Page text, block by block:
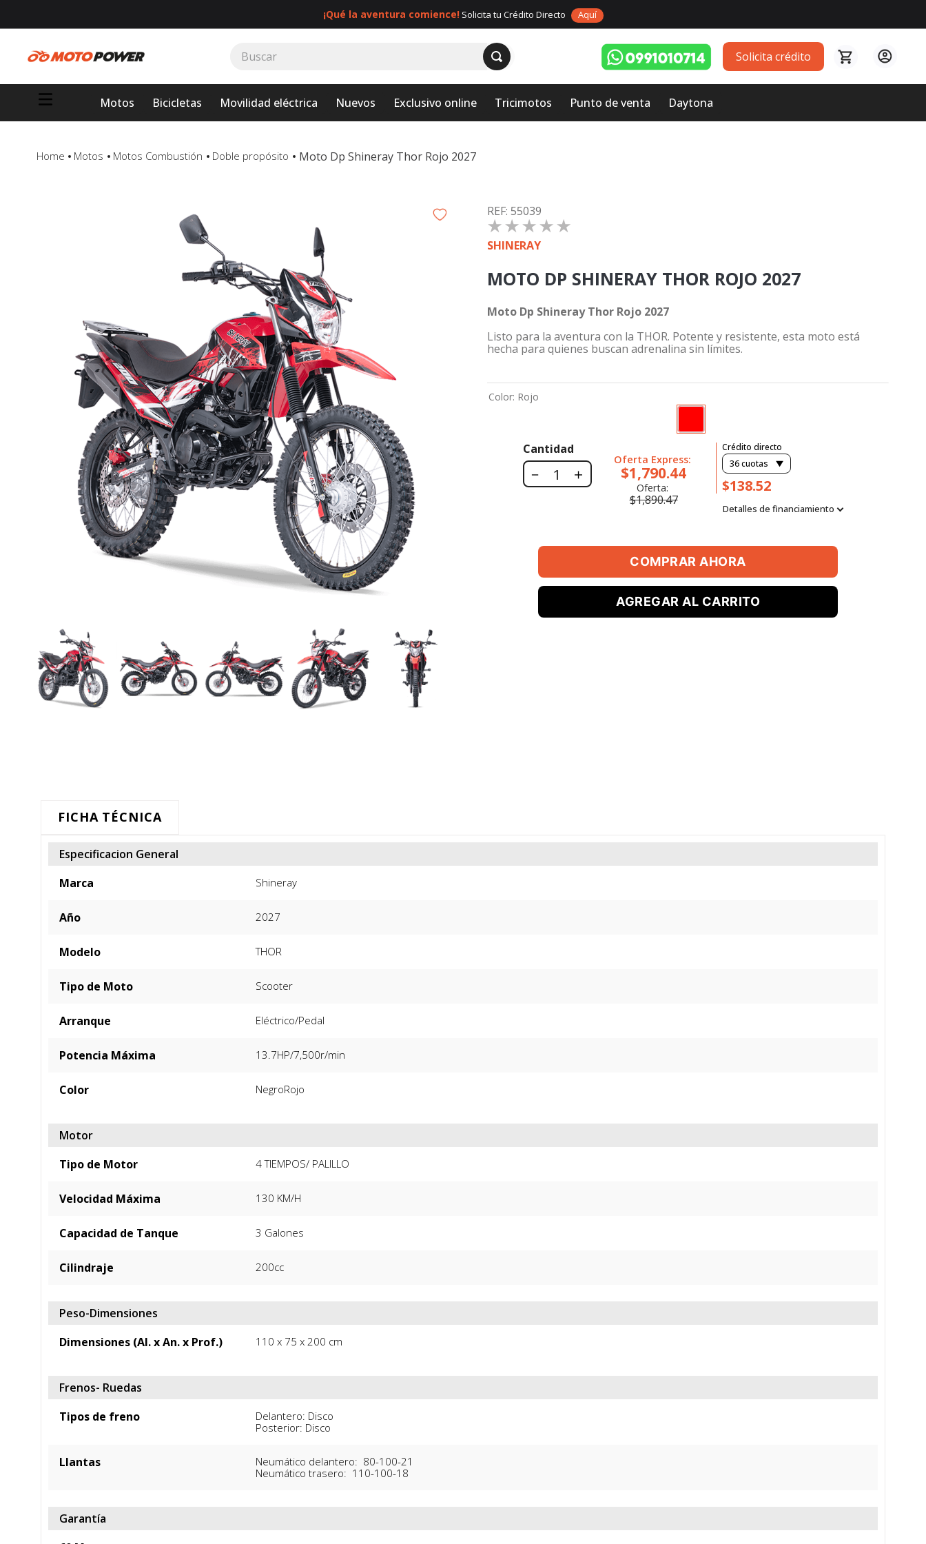
¡Qué la aventura comience!Solicita tu Crédito Directo Aquí
Solicita crédito
Motos Bicicletas Movilidad eléctrica Nuevos Exclusivo online Tricimotos Punto de venta Daytona
Motos Motos Combustión Doble propósito Moto Dp Shineray Thor Rojo 2027
:55039
☆☆☆☆☆
SHINERAY
MOTO DP SHINERAY THOR ROJO 2027
Moto Dp Shineray Thor Rojo 2027
Listo para la aventura con la THOR. Potente y resistente, esta moto está
hecha para quienes buscan adrenalina sin límites.
Color: Rojo
Cantidad
＋
－
Oferta Express:
$1,790.44
Oferta:
$1,890.47
Crédito directo
36cuotas
$138.52
Detalles de financiamiento
COMPRAR AHORA
AGREGAR AL CARRITO
FICHA TÉCNICA
Especificacion General
Marca
Shineray
Año 2027
Modelo THOR
Tipo de Moto Scooter
Arranque Eléctrico/Pedal
Potencia Máxima 13.7HP/7,500r/min
Color NegroRojo
Motor
Tipo de Motor
4 TIEMPOS/ PALILLO
Velocidad Máxima 130 KM/H
Capacidad de Tanque 3 Galones
Cilindraje 200cc
Peso-Dimensiones
Dimensiones (Al. x An. x Prof.)
110 x 75 x 200 cm
Frenos- Ruedas
Tipos de freno
Delantero: Disco
Posterior: Disco
Llantas
Neumático delantero:  80-100-21
Neumático trasero:  110-100-18
Garantía
TÉRMINOS MÁS BUSCADOS
loncin
3.
scooter
motos shineray